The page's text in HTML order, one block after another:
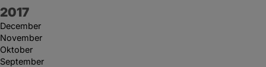
År:
2017
December
November
Oktober
September